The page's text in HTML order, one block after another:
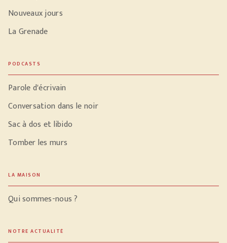
Nouveaux jours
La Grenade
PODCASTS
Parole d'écrivain
Conversation dans le noir
Sac à dos et libido
Tomber les murs
LA MAISON
Qui sommes-nous ?
NOTRE ACTUALITÉ